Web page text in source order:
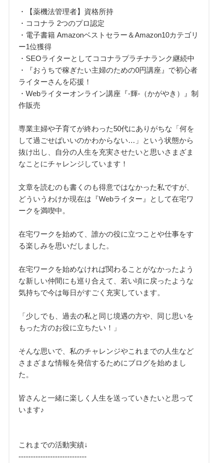
・【薬機法管理者】資格所持
・ココナラ 2つのプロ認定
・電子書籍 Amazonベストセラー＆Amazon10カテゴリ
ー1位獲得
・SEOライターとしてココナラプラチナランク継続中
・『おうちで稼ぎたい主婦のための0円講座』で初心者
ライターさんを応援！
・Webライターオンライン講座『‐輝‐（かがやき）』制
作販売
専業主婦や子育てが終わった50代にありがちな「何を
して過ごせばいいのかわからない…」という状態から
抜け出し、自分の人生を充実させたいと思いさまざま
なことにチャレンジしています！
文章を読むのも書くのも得意ではなかった私ですが、
どういうわけか現在は『Webライター』として在宅ワ
ークを満喫中。
在宅ワークを始めて、誰かの役に立つことや仕事をす
る楽しみを思いだしました。
在宅ワークを始めなければ関わることがなかったよう
な新しい仲間にも巡り合えて、若い頃に戻ったような
気持ちで今は毎日がすごく充実しています。
「少しでも、過去の私と同じ境遇の方や、同じ思いを
もった方のお役に立ちたい！」
そんな思いで、私のチャレンジやこれまでの人生など
さまざまな情報を発信するためにブログを始めまし
た。
皆さんと一緒に楽しく人生を送っていきたいと思って
います♪
これまでの活動実績↓
----------------------------